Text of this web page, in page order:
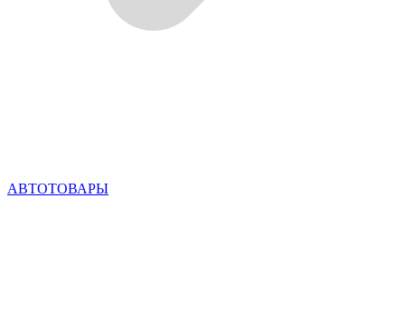
АВТОТОВАРЫ